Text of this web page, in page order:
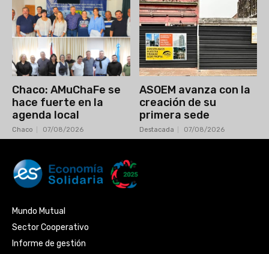
Chaco: AMuChaFe se
hace fuerte en la
agenda local
Chaco 07/08/2026
ASOEM avanza con la
creación de su
primera sede
Destacada 07/08/2026
Mundo Mutual
Sector Cooperativo
Informe de gestión